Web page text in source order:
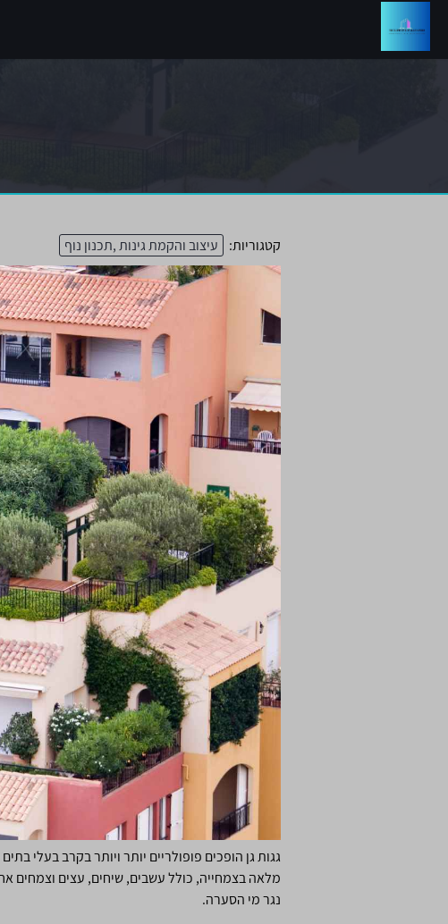
קטגוריות: עיצוב והקמת גינות ,תכנון נוף
גגות גן הופכים פופולריים יותר ויותר בקרב בעלי
מלאה בצמחייה, כולל עשבים, שיחים, עצים וצמחים
נגר מי הסערה.